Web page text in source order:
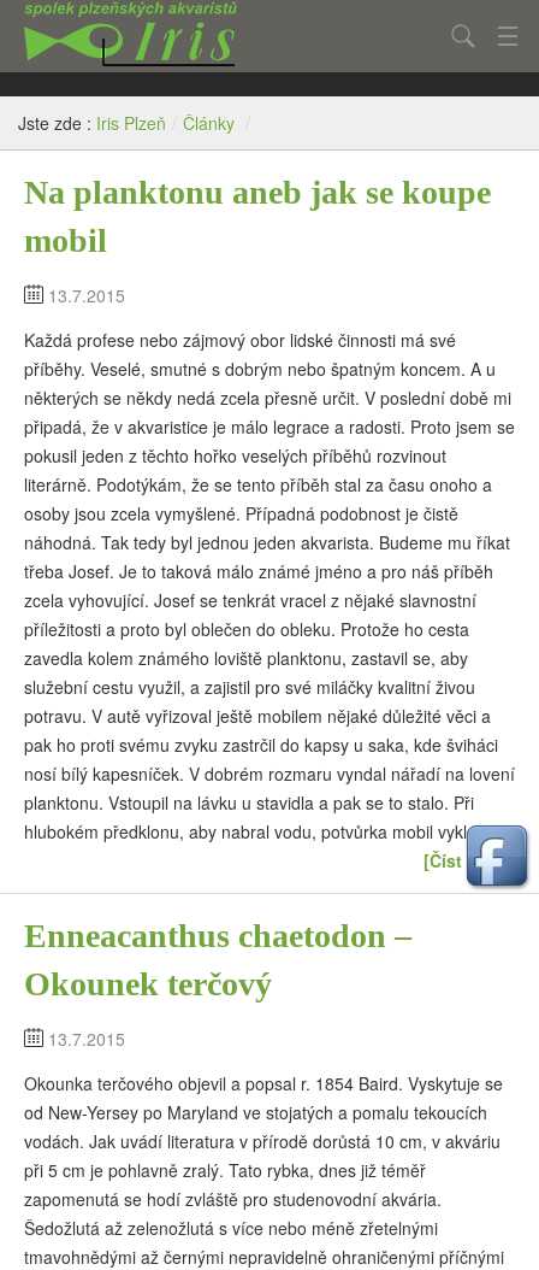
Aktuality
Články
Fotogalerie
O spolku
Kontakt
Inzerce
Hledat
Jste zde : Iris Plzeň / Články /
Na planktonu aneb jak se koupe
mobil
13.7.2015
Každá profese nebo zájmový obor lidské činnosti má své
příběhy. Veselé, smutné s dobrým nebo špatným koncem. A u
některých se někdy nedá zcela přesně určit. V poslední době mi
připadá, že v akvaristice je málo legrace a radosti. Proto jsem se
pokusil jeden z těchto hořko veselých příběhů rozvinout
literárně. Podotýkám, že se tento příběh stal za času onoho a
osoby jsou zcela vymyšlené. Případná podobnost je čistě
náhodná. Tak tedy byl jednou jeden akvarista. Budeme mu říkat
třeba Josef. Je to taková málo známé jméno a pro náš příběh
zcela vyhovující. Josef se tenkrát vracel z nějaké slavnostní
příležitosti a proto byl oblečen do obleku. Protože ho cesta
zavedla kolem známého loviště planktonu, zastavil se, aby
služební cestu využil, a zajistil pro své miláčky kvalitní živou
potravu. V autě vyřizoval ještě mobilem nějaké důležité věci a
pak ho proti svému zvyku zastrčil do kapsy u saka, kde šviháci
nosí bílý kapesníček. V dobrém rozmaru vyndal nářadí na lovení
planktonu. Vstoupil na lávku u stavidla a pak se to stalo. Při
hlubokém předklonu, aby nabral vodu, potvůrka mobil vyklouzl.
[Číst dál…]
Enneacanthus chaetodon –
Okounek terčový
13.7.2015
Okounka terčového objevil a popsal r. 1854 Baird. Vyskytuje se
od New-Yersey po Maryland ve stojatých a pomalu tekoucích
vodách. Jak uvádí literatura v přírodě dorůstá 10 cm, v akváriu
při 5 cm je pohlavně zralý. Tato rybka, dnes již téměř
zapomenutá se hodí zvláště pro studenovodní akvária.
Šedožlutá až zelenožlutá s více nebo méně zřetelnými
tmavohnědými až černými nepravidelně ohraničenými příčnými